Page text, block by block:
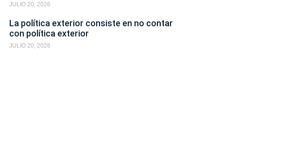
JULIO 20, 2026
La política exterior consiste en no contar
con política exterior
JULIO 20, 2026